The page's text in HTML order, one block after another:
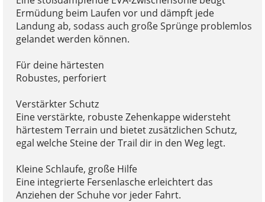
Ermüdung beim Laufen vor und dämpft jede
Landung ab, sodass auch große Sprünge problemlos
gelandet werden können.
Für deine härtesten
Robustes, perforiert
Verstärkter Schutz
Eine verstärkte, robuste Zehenkappe widersteht
härtestem Terrain und bietet zusätzlichen Schutz,
egal welche Steine der Trail dir in den Weg legt.
Kleine Schlaufe, große Hilfe
Eine integrierte Fersenlasche erleichtert das
Anziehen der Schuhe vor jeder Fahrt.